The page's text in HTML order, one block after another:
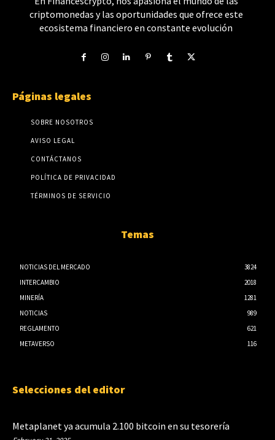
criptomonedas y las oportunidades que ofrece este
ecosistema financiero en constante evolución
Páginas legales
SOBRE NOSOTROS
AVISO LEGAL
CONTÁCTANOS
POLÍTICA DE PRIVACIDAD
TÉRMINOS DE SERVICIO
Temas
NOTICIAS DEL MERCADO
3824
INTERCAMBIO
2018
MINERÍA
1281
NOTICIAS
989
REGLAMENTO
621
METAVERSO
116
Selecciones del editor
Metaplanet ya acumula 2.100 bitcoin en su tesorería